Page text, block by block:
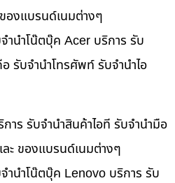
องแบรนด์เนมต่างๆ
ำนำโน๊ตบุ๊ค Acer บริการ รับ
รับจำนำโทรศัพท์ รับจำนำไอ
าร รับจำนำสินค้าไอที รับจำนำมือ
ะ ของแบรนด์เนมต่างๆ
ำนำโน๊ตบุ๊ค Lenovo บริการ รับ